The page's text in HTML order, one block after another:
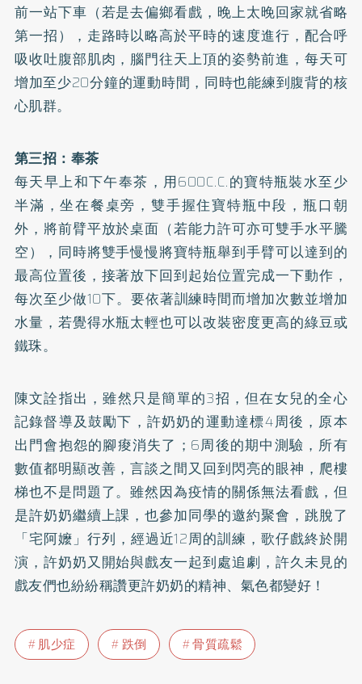
前一站下車（若是去偏鄉看戲，晚上太晚回家就省略
第一招），走路時以略高於平時的速度進行，配合呼
吸收吐腹部肌肉，腦門往天上頂的姿勢前進，每天可
增加至少20分鐘的運動時間，同時也能練到腹背的核
心肌群。
第三招：奉茶
每天早上和下午奉茶，用600C.C.的寶特瓶裝水至少
半滿，坐在餐桌旁，雙手握住寶特瓶中段，瓶口朝
外，將前臂平放於桌面（若能力許可亦可雙手水平騰
空），同時將雙手慢慢將寶特瓶舉到手臂可以達到的
最高位置後，接著放下回到起始位置完成一下動作，
每次至少做10下。要依著訓練時間而增加次數並增加
水量，若覺得水瓶太輕也可以改裝密度更高的綠豆或
鐵珠。
陳文詮指出，雖然只是簡單的3招，但在女兒的全心
記錄督導及鼓勵下，許奶奶的運動達標4周後，原本
出門會抱怨的腳痠消失了；6周後的期中測驗，所有
數值都明顯改善，言談之間又回到閃亮的眼神，爬樓
梯也不是問題了。雖然因為疫情的關係無法看戲，但
是許奶奶繼續上課，也參加同學的邀約聚會，跳脫了
「宅阿嬤」行列，經過近12周的訓練，歌仔戲終於開
演，許奶奶又開始與戲友一起到處追劇，許久未見的
戲友們也紛紛稱讚更許奶奶的精神、氣色都變好！
肌少症 跌倒 骨質疏鬆